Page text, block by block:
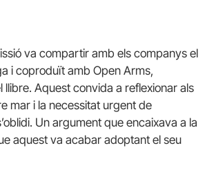
va compartir amb els companys el
i coproduït amb Open Arms,
Aquest convida a reflexionar als
mar i la necessitat urgent de
Un argument que encaixava a la
aquest va acabar adoptant el seu